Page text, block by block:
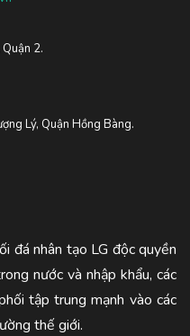
2.
Lý, Quận Hồng Bàng.
đá nhân tạo LG độc quyền
nước và nhập khẩu, các
tập trung mạnh vào các
thế giới.